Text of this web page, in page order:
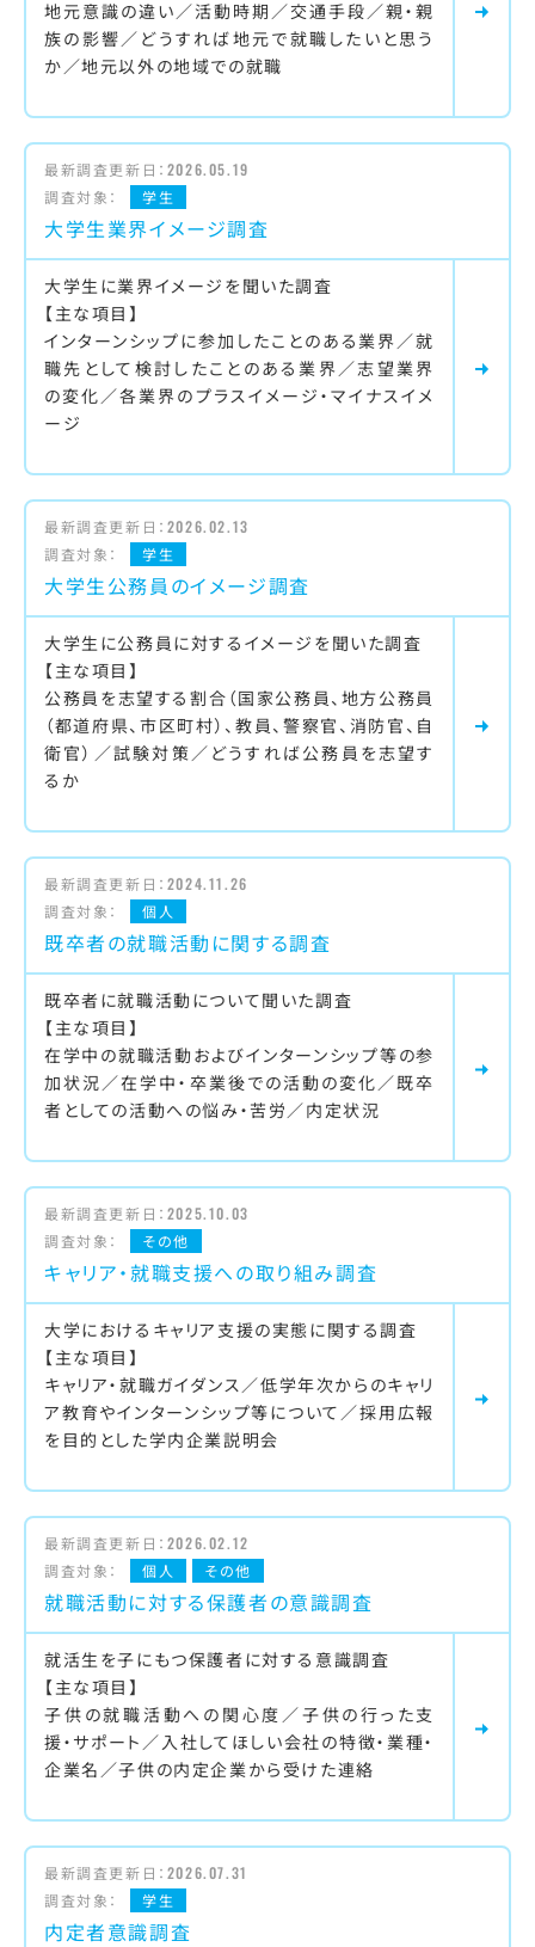
地元意識の違い／活動時期／交通手段／親・親
族の影響／どうすれば地元で就職したいと思う
か／地元以外の地域での就職
最新調査更新日： 2026.05.19
調査対象：
学生
大学生業界イメージ調査
大学生に業界イメージを聞いた調査
【主な項目】
インターンシップに参加したことのある業界／就
職先として検討したことのある業界／志望業界
の変化／各業界のプラスイメージ・マイナスイメ
ージ
最新調査更新日： 2026.02.13
調査対象：
学生
大学生公務員のイメージ調査
大学生に公務員に対するイメージを聞いた調査
【主な項目】
公務員を志望する割合（国家公務員、地方公務員
（都道府県、市区町村）、教員、警察官、消防官、自
衛官）／試験対策／どうすれば公務員を志望す
るか
最新調査更新日： 2024.11.26
調査対象：
個人
既卒者の就職活動に関する調査
既卒者に就職活動について聞いた調査
【主な項目】
在学中の就職活動およびインターンシップ等の参
加状況／在学中・卒業後での活動の変化／既卒
者としての活動への悩み・苦労／内定状況
最新調査更新日： 2025.10.03
調査対象：
その他
キャリア・就職支援への取り組み調査
大学におけるキャリア支援の実態に関する調査
【主な項目】
キャリア・就職ガイダンス／低学年次からのキャリ
ア教育やインターンシップ等について／採用広報
を目的とした学内企業説明会
最新調査更新日： 2026.02.12
調査対象：
個人 その他
就職活動に対する保護者の意識調査
就活生を子にもつ保護者に対する意識調査
【主な項目】
子供の就職活動への関心度／子供の行った支
援・サポート／入社してほしい会社の特徴・業種・
企業名／子供の内定企業から受けた連絡
最新調査更新日： 2026.07.31
調査対象：
学生
内定者意識調査